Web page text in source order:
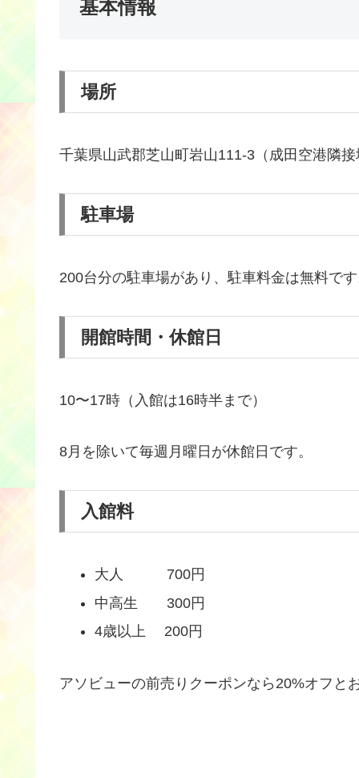
基本情報
場所
千葉県山武郡芝山町岩山111-3（成田空港隣接
駐車場
200台分の駐車場があり、駐車料金は無料で
開館時間・休館日
10〜17時（入館は16時半まで）
8月を除いて毎週月曜日が休館日です。
入館料
大人 700円
中高生 300円
4歳以上 200円
アソビューの前売りクーポンなら20%オフと